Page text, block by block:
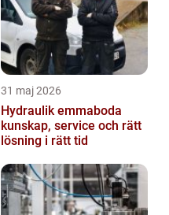
31 maj 2026
Hydraulik emmaboda
kunskap, service och rätt
lösning i rätt tid